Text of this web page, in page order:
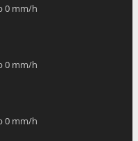
0 mm/h
0 mm/h
0 mm/h